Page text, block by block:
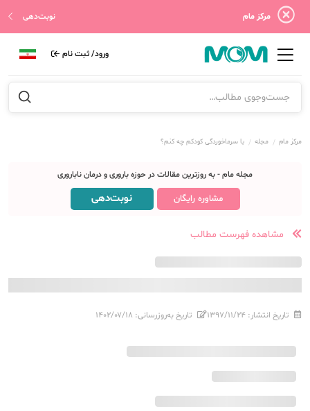
مرکز مام نوبت‌دهی
ورود/ ثبت نام
مرکز مام مجله با سرماخوردگی کودکم چه کنم؟
مجله مام - به روزترین مقالات در حوزه باروری و درمان ناباروری
مشاوره رایگان نوبت‌دهی
مشاهده فهرست مطالب
تاریخ انتشار: ۱۳۹۷/۱۱/۲۴ تاریخ به‌روزرسانی: ۱۴۰۲/۰۷/۱۸